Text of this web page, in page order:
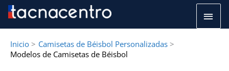
Inicio
Camisetas de Béisbol Personalizadas
Modelos de Camisetas de Béisbol